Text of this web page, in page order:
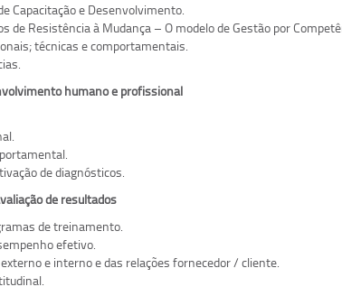
Capacitação e Desenvolvimento.
de Resistência à Mudança – O modelo de Gestão por
técnicas e comportamentais.
humano e profissional
de diagnósticos.
de resultados
de treinamento.
efetivo.
e interno e das relações fornecedor / cliente.